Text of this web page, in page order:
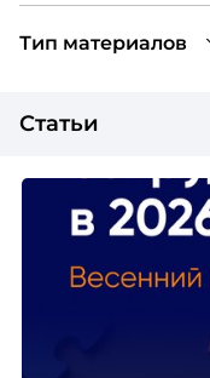
Статьи
Тип материалов